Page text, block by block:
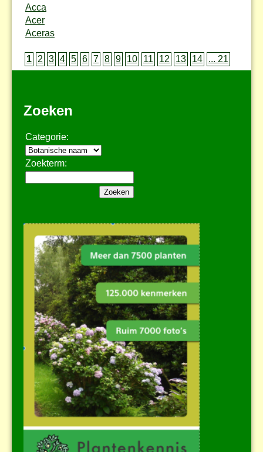
Acca
Acer
Aceras
1 2 3 4 5 6 7 8 9 10 11 12 13 14 ... 21
Zoeken
Categorie:
Zoekterm: